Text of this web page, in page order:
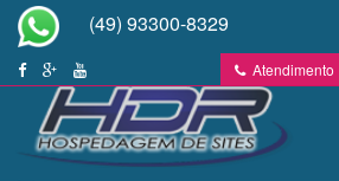
(49) 93300-8329
Atendimento